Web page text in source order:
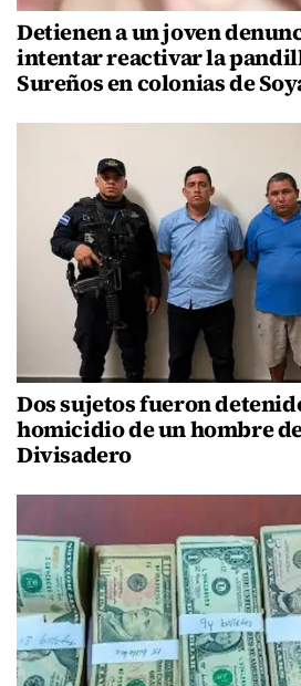
Detienen a un joven
intentar reactivar la
Sureños en colonias de
Dos sujetos fueron
homicidio de un hombre
Divisadero